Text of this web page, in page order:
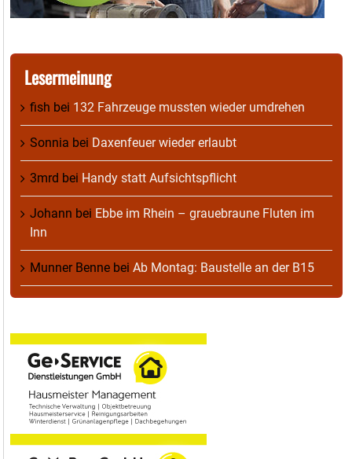
Lesermeinung
fish bei 132 Fahrzeuge mussten wieder umdrehen
Sonnia bei Daxenfeuer wieder erlaubt
3mrd bei Handy statt Aufsichtspflicht
Johann bei Ebbe im Rhein – grauebraune Fluten im
Inn
Munner Benne bei Ab Montag: Baustelle an der B15